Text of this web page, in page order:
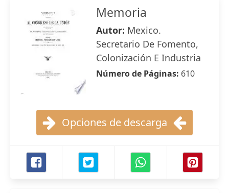
Memoria
Autor: Mexico.
Secretario De Fomento,
Colonización E Industria
Número de Páginas: 610
Opciones de descarga